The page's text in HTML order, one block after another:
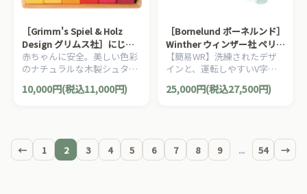
［Grimm's Spiel & Holz
Design グリムス社］にじの
キューブ カラーキューブ 小
36p
赤ちゃんに安全。美しい色彩
のナチュラルな木製シュタイ
ナー積み木。
10,000円(税込11,000円)
［Bornelund ボーネルンド］
Winther ウィンザー社 ペリカ
ンデザイン三輪車 Vハンドル
カラー（荷台つき）
【簡易WR】洗練されたデザ
インと、運転しやすいV字ハ
ンドルが特徴の三輪車。デン
マーク・ウィンザー社のペリ
25,000円(税込27,500円)
← 1 2 3 4 5 6 7 8 9 ... 54 →